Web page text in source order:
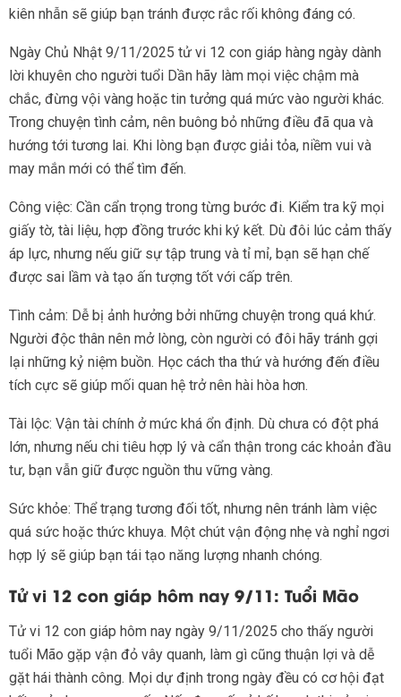
kiên nhẫn sẽ giúp bạn tránh được rắc rối không đáng có.
Ngày Chủ Nhật 9/11/2025 tử vi 12 con giáp hàng ngày dành
lời khuyên cho người tuổi Dần hãy làm mọi việc chậm mà
chắc, đừng vội vàng hoặc tin tưởng quá mức vào người khác.
Trong chuyện tình cảm, nên buông bỏ những điều đã qua và
hướng tới tương lai. Khi lòng bạn được giải tỏa, niềm vui và
may mắn mới có thể tìm đến.
Công việc: Cần cẩn trọng trong từng bước đi. Kiểm tra kỹ mọi
giấy tờ, tài liệu, hợp đồng trước khi ký kết. Dù đôi lúc cảm thấy
áp lực, nhưng nếu giữ sự tập trung và tỉ mỉ, bạn sẽ hạn chế
được sai lầm và tạo ấn tượng tốt với cấp trên.
Tình cảm: Dễ bị ảnh hưởng bởi những chuyện trong quá khứ.
Người độc thân nên mở lòng, còn người có đôi hãy tránh gợi
lại những kỷ niệm buồn. Học cách tha thứ và hướng đến điều
tích cực sẽ giúp mối quan hệ trở nên hài hòa hơn.
Tài lộc: Vận tài chính ở mức khá ổn định. Dù chưa có đột phá
lớn, nhưng nếu chi tiêu hợp lý và cẩn thận trong các khoản đầu
tư, bạn vẫn giữ được nguồn thu vững vàng.
Sức khỏe: Thể trạng tương đối tốt, nhưng nên tránh làm việc
quá sức hoặc thức khuya. Một chút vận động nhẹ và nghỉ ngơi
hợp lý sẽ giúp bạn tái tạo năng lượng nhanh chóng.
Tử vi 12 con giáp hôm nay 9/11: Tuổi Mão
Tử vi 12 con giáp hôm nay ngày 9/11/2025 cho thấy người
tuổi Mão gặp vận đỏ vây quanh, làm gì cũng thuận lợi và dễ
gặt hái thành công. Mọi dự định trong ngày đều có cơ hội đạt